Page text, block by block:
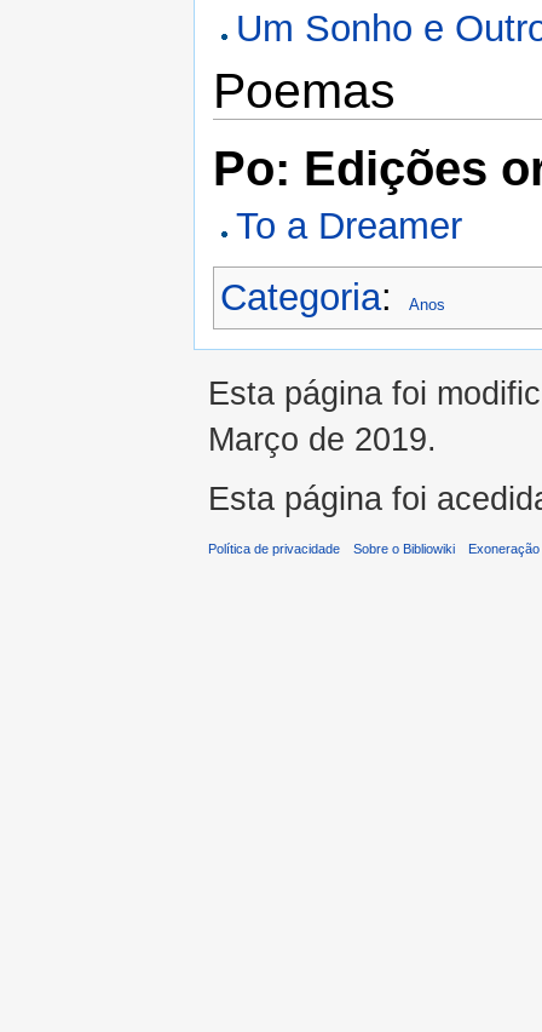
Um Sonho e
Poemas
Po: Edições
To a Dreamer
Categoria: Anos
Esta página foi
Março de 2019.
Esta página foi
Política de privacidade Sobre o Bibliowiki